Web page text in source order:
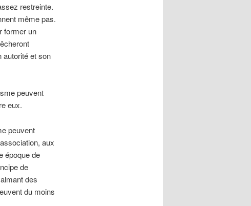
restreinte.
même pas.
former un
autorité et son
peuvent
eux.
peuvent
aux
époque de
de
des
du moins